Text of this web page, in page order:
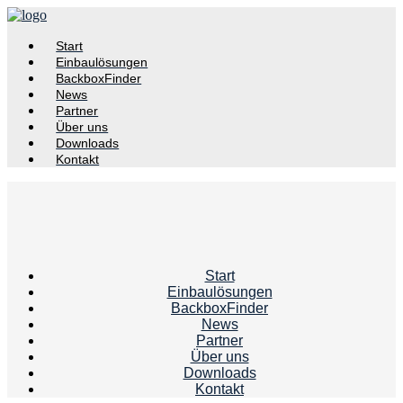
Start
Einbaulösungen
BackboxFinder
News
Partner
Über uns
Downloads
Kontakt
Start
Einbaulösungen
BackboxFinder
News
Partner
Über uns
Downloads
Kontakt